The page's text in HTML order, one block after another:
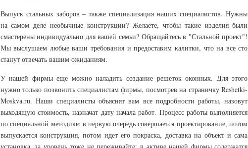
Выпуск стальных заборов – также специализация наших специалистов. Нужны
на самом деле необычные конструкции? Желаете, чтобы такие изделия были
смастерены индивидуально для вашей семьи? Обращайтесь в "Стальной проект"!
Мы выслушаем любые ваши требования и предоставим калитки, что на все сто
станут отвечать вашим ожиданиям.
У нашей фирмы еще можно наладить создание решеток оконных. Для этого
нужно только позвонить специалистам фирмы, посмотрев на страничку Reshetki-
Moskva.ru. Наши специалисты объяснят вам все подробности работы, назовут
выходящую стоимость, назначат дату начала работ. Процесс работы выполняется
по специальной методике: в первую очередь совершается проектирование, потом
выпускается конструкция, потом идет его покраска, доставка на объект и сама
установка. за уровень тоже не переживайте: в активе нашей фирмы содержатся